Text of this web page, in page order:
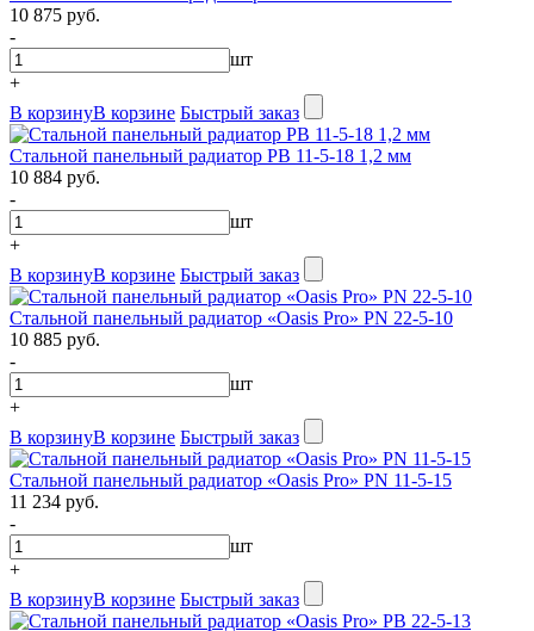
10 875 руб.
-
шт
+
В корзинуВ корзине Быстрый заказ
Стальной панельный радиатор PB 11-5-18 1,2 мм
10 884 руб.
-
шт
+
В корзинуВ корзине Быстрый заказ
Стальной панельный радиатор «Oasis Pro» PN 22-5-10
10 885 руб.
-
шт
+
В корзинуВ корзине Быстрый заказ
Стальной панельный радиатор «Oasis Pro» PN 11-5-15
11 234 руб.
-
шт
+
В корзинуВ корзине Быстрый заказ